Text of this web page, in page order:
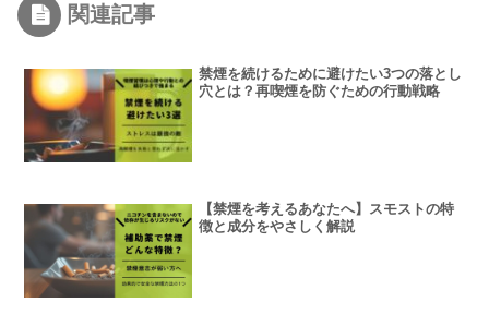
関連記事
禁煙を続けるために避けたい3つの落とし
穴とは？再喫煙を防ぐための行動戦略
【禁煙を考えるあなたへ】スモストの特
徴と成分をやさしく解説